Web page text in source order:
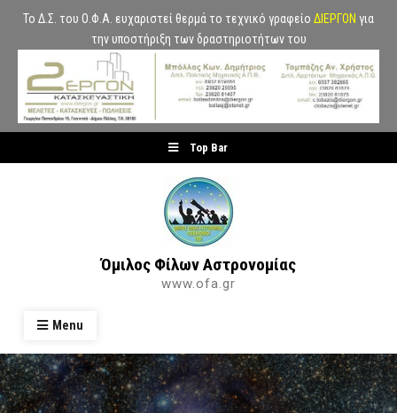
Το Δ.Σ. του Ο.Φ.Α. ευχαριστεί θερμά το τεχνικό γραφείο ΔΙΕΡΓΟΝ για
την υποστήριξη των δραστηριοτήτων του
to
Top Bar
Όμιλος Φίλων Αστρονομίας
www.ofa.gr
Menu